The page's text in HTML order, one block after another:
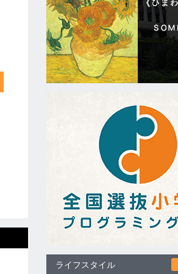
ライフスタイル